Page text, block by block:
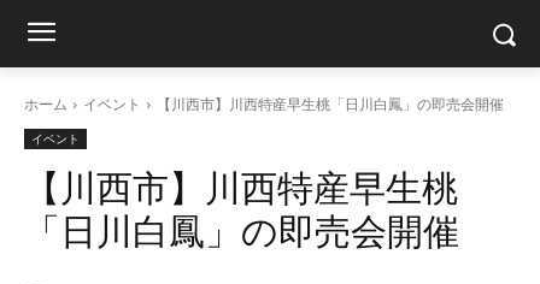
ホーム イベント 【川西市】川西特産早生桃「日川白鳳」の即売会開催
イベント
【川西市】川西特産早生桃
「日川白鳳」の即売会開催